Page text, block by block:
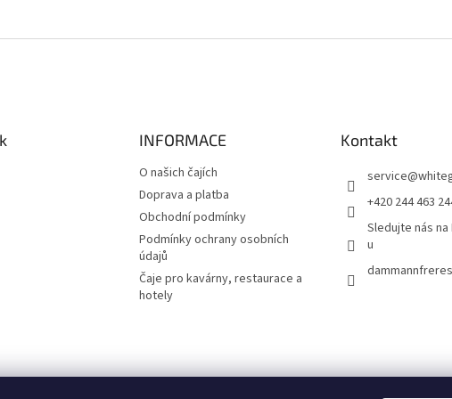
INFORMACE
O našich čajích
Doprava a platba
Obchodní podmínky
Podmínky ochrany osobních
údajů
Čaje pro kavárny, restaurace a
hotely
Kontakt
service@
+420 244 463
Sledujte nás
u